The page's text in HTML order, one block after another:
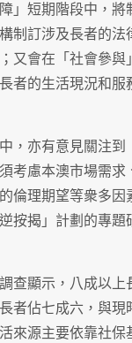
」短期階段中，將
制訂涉及長者的法
又會在「社會參與
者的生活現況和服
，亦有意見關注到
考慮本澳市場需求
倫理期望等衆多
按揭」計劃的專
查顯示，八成以上
者佔七成六，與
來源主要依靠社保